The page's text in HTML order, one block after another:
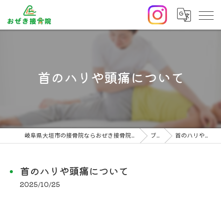
首のハリや頭痛について
岐阜県大垣市の接骨院ならおぜき接骨院/整体院｜腰痛/交通事故治療/肩こり ブログ 首のハリや頭痛について
首のハリや頭痛について
2025/10/25